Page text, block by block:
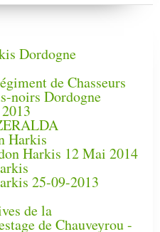
Dordogne
de Chasseurs
noirs Dordogne
Harkis
Harkis 12 Mai 2014
25-09-2013
de la
de Chauveyrou -